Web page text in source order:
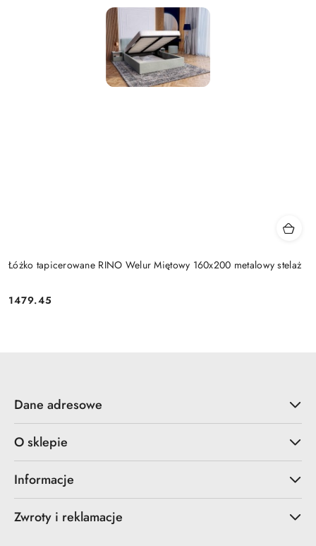
Łóżko tapicerowane RINO Welur Miętowy 160x200 metalowy stelaż
Cena:
1479.45
Dane adresowe
O sklepie
Informacje
Zwroty i reklamacje